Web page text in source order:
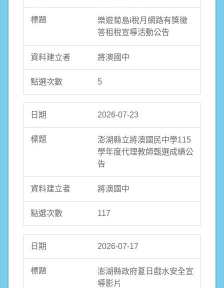
樂遊菊島i稅月網路有獎徵
答租稅宣導活動公告
將澳國中
5
2026-07-23
澎湖縣立將澳國民中學115
學年度代理教師甄選成績公
告
將澳國中
117
2026-07-17
澎湖縣政府夏日戲水安全宣
導影片